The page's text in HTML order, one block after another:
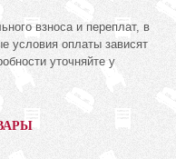
взноса и переплат, в
условия оплаты зависят
уточняйте у